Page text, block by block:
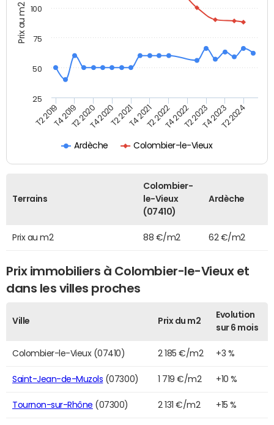
Prix au m2
Ardèche Colombier-le-Vieux
T2 2019T4 2019T2 2020T4 2020T2 2021T4 2021T2 2022T4 2022T2 2023T4 2023T2 2024
25
50
75
100
Terrains
Colombier-
le-Vieux
(07410)
Ardèche
Prix au m2 88 €/m2 62 €/m2
Prix immobiliers à Colombier-le-Vieux et
dans les villes proches
Ville Prix du m2
Evolution
sur 6 mois
Colombier-le-Vieux (07410) 2 185 €/m2 +3 %
Saint-Jean-de-Muzols (07300) 1 719 €/m2 +10 %
Tournon-sur-Rhône (07300) 2 131 €/m2 +15 %